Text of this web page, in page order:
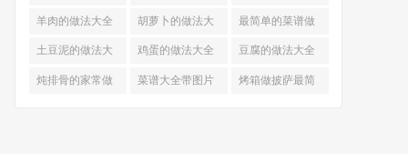
的做法
羊肉的做法大全 胡萝卜的做法大
全
最简单的菜谱做
法大全
土豆泥的做法大
全
鸡蛋的做法大全 豆腐的做法大全
炖排骨的家常做 菜谱大全带图片 烤箱做披萨最简